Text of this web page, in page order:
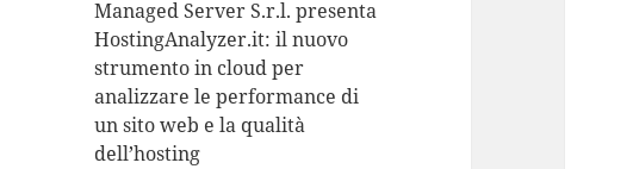
Managed Server S.r.l. presenta
HostingAnalyzer.it: il nuovo
strumento in cloud per
analizzare le performance di
un sito web e la qualità
dell’hosting